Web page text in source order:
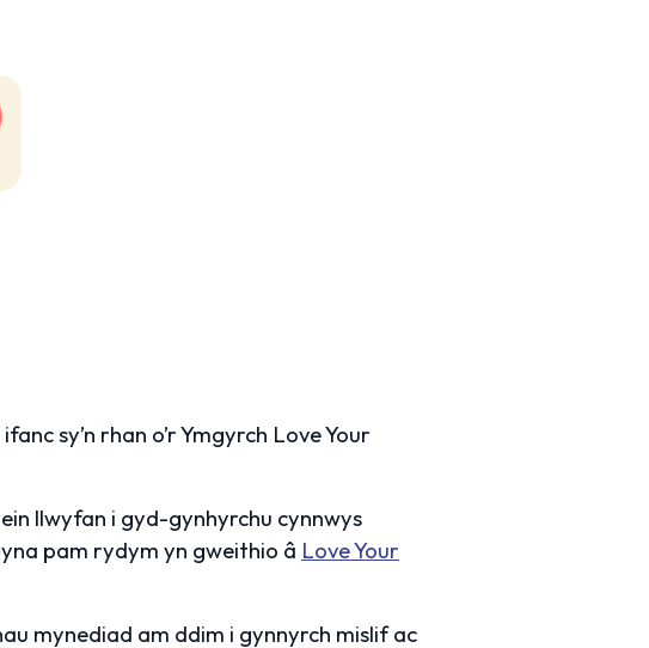
sy’n rhan o’r Ymgyrch Love Your
llwyfan i gyd-gynhyrchu cynnwys
pam rydym yn gweithio â Love Your
mynediad am ddim i gynnyrch mislif ac